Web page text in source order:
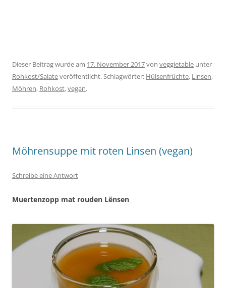
Dieser Beitrag wurde am 17. November 2017von veggietable unter
Rohkost/Salateveröffentlicht. Schlagwörter: Hülsenfrüchte, Linsen,
Möhren, Rohkost,vegan.
Möhrensuppe mit roten Linsen (vegan)
Schreibe eine Antwort
Muertenzopp mat rouden Lënsen